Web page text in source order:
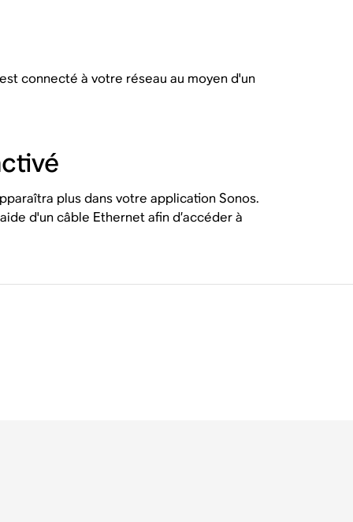
connecté à votre réseau au moyen d'un
plus dans votre application Sonos.
d'un câble Ethernet afin d’accéder à